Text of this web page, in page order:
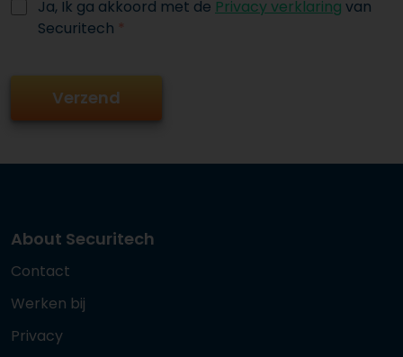
Ja, Ik ga akkoord met de Privacy verklaring van
Securitech *
About Securitech
Contact
Werken bij
Privacy